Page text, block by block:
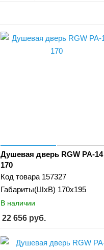
Душевая дверь RGW PA-14
170
Код товара 157327
Габариты(ШхВ) 170х195
В наличии
22 656 руб.